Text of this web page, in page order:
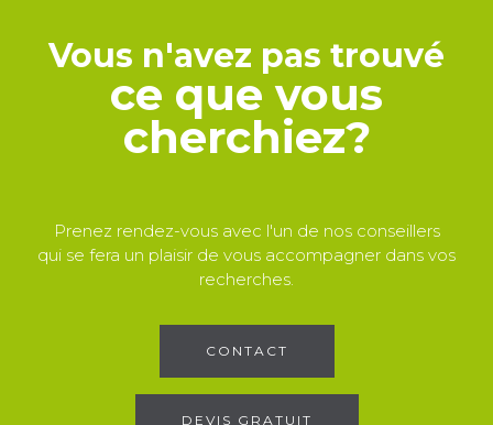
Vous n'avez pas trouvé
ce que vous
cherchiez?
Prenez rendez-vous avec l'un de nos conseillers
qui se fera un plaisir de vous accompagner dans vos
recherches.
CONTACT
DEVIS GRATUIT